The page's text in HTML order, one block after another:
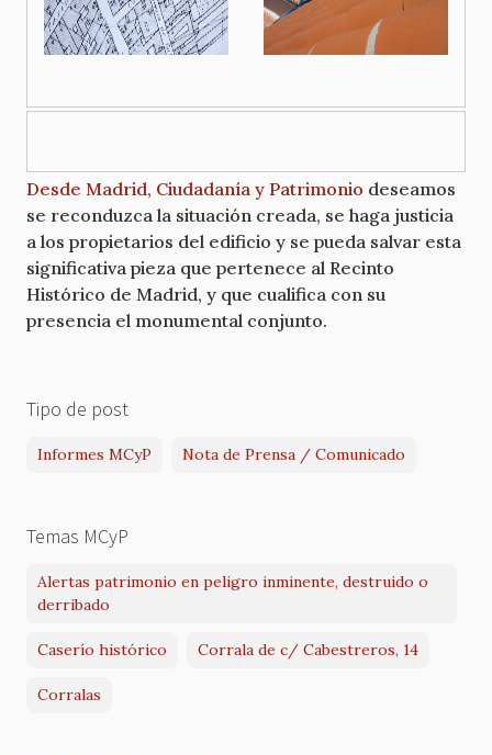
Desde Madrid, Ciudadanía y Patrimonio deseamos
se reconduzca la situación creada, se haga justicia
a los propietarios del edificio y se pueda salvar esta
significativa pieza que pertenece al Recinto
Histórico de Madrid, y que cualifica con su
presencia el monumental conjunto.
Tipo de post
Informes MCyP Nota de Prensa / Comunicado
Temas MCyP
Alertas patrimonio en peligro inminente, destruido o
derribado
Caserío histórico Corrala de c/ Cabestreros, 14
Corralas